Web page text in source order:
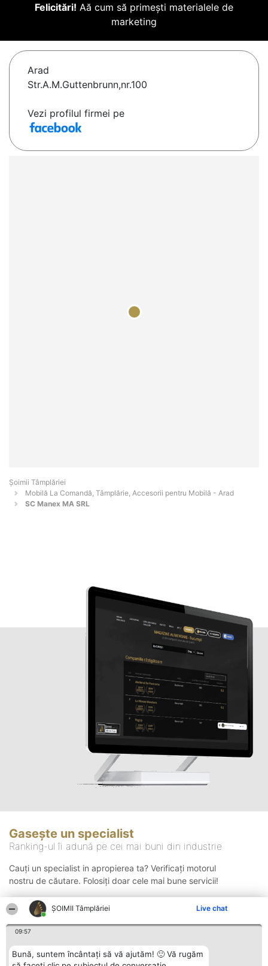
ȘOIMII Tâmplăriei Live chat
09:57
Bună, suntem încântați să vă ajutăm! 🙂 Vă rugăm
Felicitări! Aă cum să primești materialele de
marketing
Arad
Str.A.M.Guttenbrunn,nr.100
Vezi profilul firmei pe
Șoimii Tâmplăriei
Mobilă La Comandă, Tâmplărie, Accesorii pentru Mobilă - Arad
SC Manex MA SRL
Gasește un specialist
Ranking-ul îi adună pe cei mai buni din industrie
Cauți un specialist in apropierea ta? Verificați motorul
nostru de căutare. Folosiți doar cele mai bune servicii!